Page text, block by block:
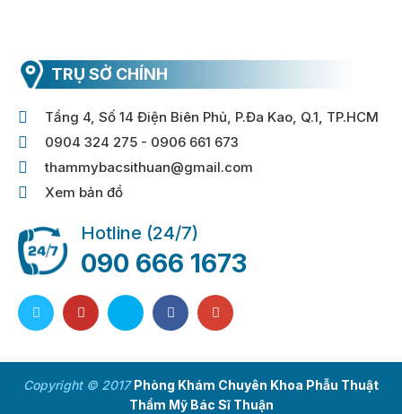
TRỤ SỞ CHÍNH
Tầng 4, Số 14 Điện Biên Phủ, P.Đa Kao, Q.1, TP.HCM
0904 324 275 - 0906 661 673
thammybacsithuan@gmail.com
Xem bản đồ
Hotline (24/7)
090 666 1673
Copyright © 2017Phòng Khám Chuyên Khoa Phẫu Thuật
Thẩm Mỹ Bác Sĩ Thuận